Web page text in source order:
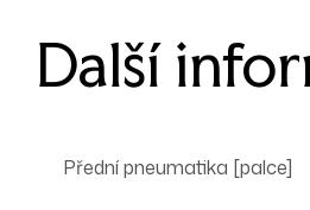
Další
Přední pneumatika [palce]